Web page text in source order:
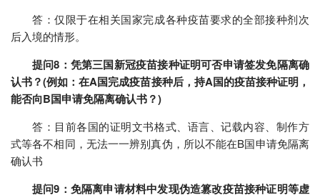
答：仅限于在相关国家完成各种疫苗要求的全部接种剂次
后入境的情形。
提问8：凭第三国新冠疫苗接种证明可否申请签发免隔离确
认书？(例如：在A国完成疫苗接种后，持A国的疫苗接种证明，
能否向B国申请免隔离确认书？)
答：目前各国的证明文书格式、语言、记载内容、制作方
式等各不相同，无法一一辨别真伪，所以不能在B国申请免隔离
确认书
提问9：免隔离申请材料中发现伪造篡改疫苗接种证明等虚